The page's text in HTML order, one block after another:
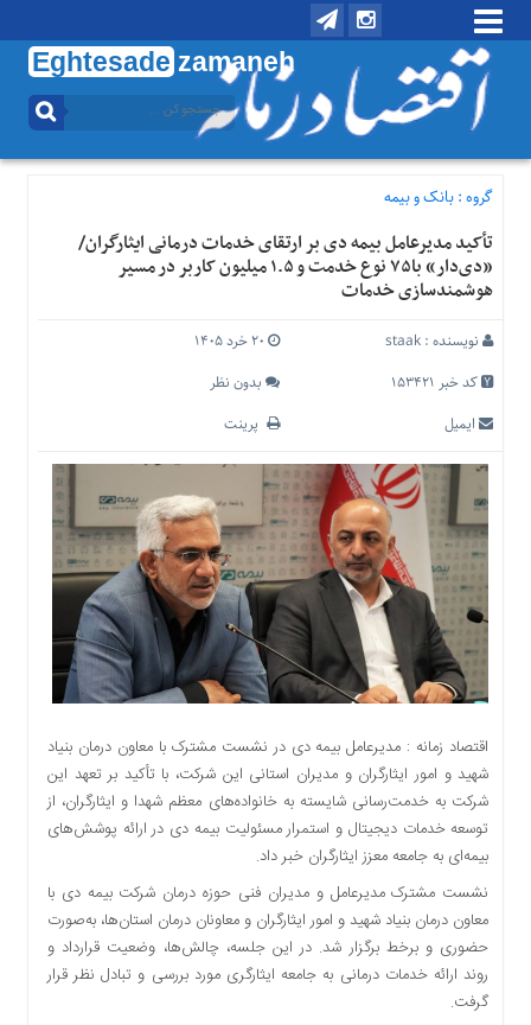
Eghtesade zamaneh
منوی
تماس
درباره
منوی
اصلی
خانه
بین
الملل
اقتصادی
اجتماعی
فرهنگ
بورس
صنعت
معدن
نفت
انرژی
فناوری
گروه :بانک و بیمه
تأکید مدیرعامل بیمه دی بر ارتقای خدمات درمانی ایثارگران/
«دی‌دار» با۷۵ نوع خدمت و ۱.۵ میلیون کاربر در مسیر
هوشمندسازی خدمات
نویسنده :staak
کد خبر 153421
بدون نظر
ایمیل
پرینت
اقتصاد زمانه : مدیرعامل بیمه دی در نشست مشترک با معاون درمان بنیاد
شهید و امور ایثارگران و مدیران استانی این شرکت، با تأکید بر تعهد این
شرکت به خدمت‌رسانی شایسته به خانواده‌های معظم شهدا و ایثارگران، از
توسعه خدمات دیجیتال و استمرار مسئولیت بیمه دی در ارائه پوشش‌های
بیمه‌ای به جامعه معزز ایثارگران خبر داد.
نشست مشترک مدیرعامل و مدیران فنی حوزه درمان شرکت بیمه دی با
معاون درمان بنیاد شهید و امور ایثارگران و معاونان درمان استان‌ها، به‌صورت
حضوری و برخط برگزار شد. در این جلسه، چالش‌ها، وضعیت قرارداد و
روند ارائه خدمات درمانی به جامعه ایثارگری مورد بررسی و تبادل نظر قرار
گرفت.